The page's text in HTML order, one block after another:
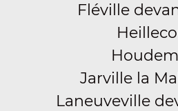
Fléville
Jarville la
Laneuveville